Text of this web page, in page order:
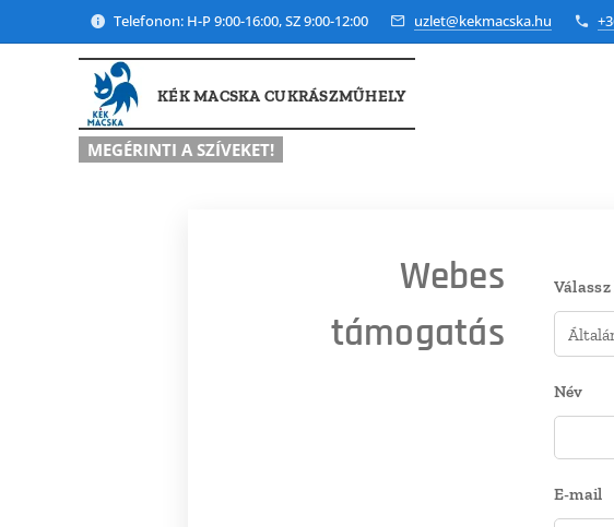
Telefonon: H-P 9:00-16:00, SZ 9:00-12:00 uzlet@kekmacska.hu
KÉK MACSKA CUKRÁSZMŰHELY
MEGÉRINTI A SZÍVEKET!
Webes
támogatás
Név
E-mail